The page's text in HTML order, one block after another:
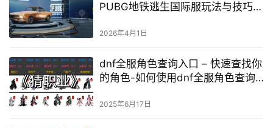
PUBG地铁逃生国际服玩法与技巧详
2026年4月1日
dnf全服角色查询入口 – 快速查找你
的角色-如何使用dnf全服角色查询
2025年6月17日